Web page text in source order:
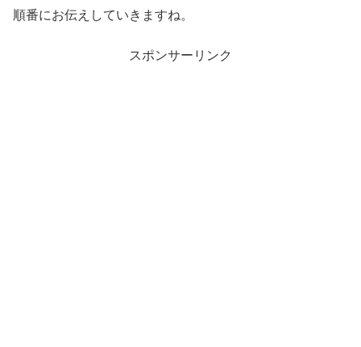
順番にお伝えしていきますね。
スポンサーリンク